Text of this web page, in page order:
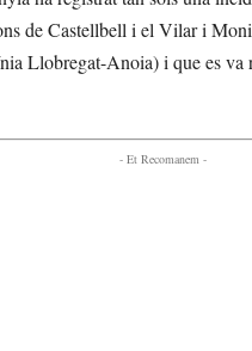
de Castellbell i el Vilar i
Llobregat-Anoia) i que es va
- Et Recomanem -